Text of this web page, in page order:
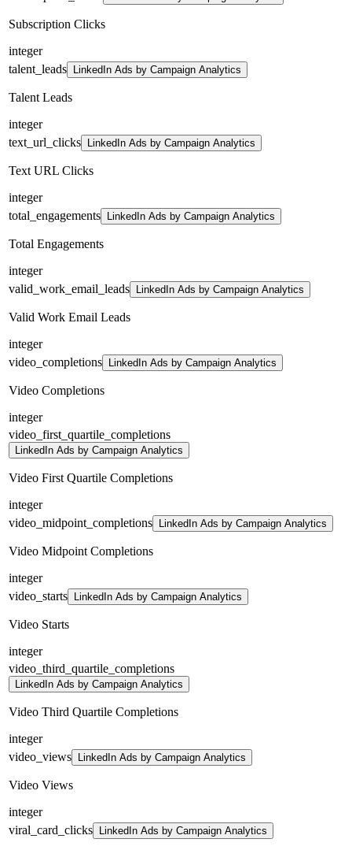
Subscription Clicks
integer
talent_leads
LinkedIn Ads by Campaign Analytics
Talent Leads
integer
text_url_clicks
LinkedIn Ads by Campaign Analytics
Text URL Clicks
integer
total_engagements
LinkedIn Ads by Campaign Analytics
Total Engagements
integer
valid_work_email_leads
LinkedIn Ads by Campaign Analytics
Valid Work Email Leads
integer
video_completions
LinkedIn Ads by Campaign Analytics
Video Completions
integer
video_first_quartile_completions
LinkedIn Ads by Campaign Analytics
Video First Quartile Completions
integer
video_midpoint_completions
LinkedIn Ads by Campaign Analytics
Video Midpoint Completions
integer
video_starts
LinkedIn Ads by Campaign Analytics
Video Starts
integer
video_third_quartile_completions
LinkedIn Ads by Campaign Analytics
Video Third Quartile Completions
integer
video_views
LinkedIn Ads by Campaign Analytics
Video Views
integer
viral_card_clicks
LinkedIn Ads by Campaign Analytics